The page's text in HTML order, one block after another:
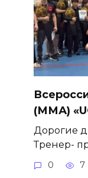
(ММА)
Дорогие
Тренер-
0 7